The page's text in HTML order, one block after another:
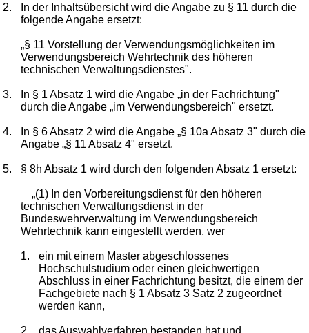
2.
In der Inhaltsübersicht wird die Angabe zu § 11 durch die
folgende Angabe ersetzt:
„§ 11 Vorstellung der Verwendungsmöglichkeiten im
Verwendungsbereich Wehrtechnik des höheren
technischen Verwaltungsdienstes".
3.
In § 1 Absatz 1 wird die Angabe „in der Fachrichtung"
durch die Angabe „im Verwendungsbereich" ersetzt.
4.
In § 6 Absatz 2 wird die Angabe „§ 10a Absatz 3" durch die
Angabe „§ 11 Absatz 4" ersetzt.
5. § 8h Absatz 1 wird durch den folgenden Absatz 1 ersetzt:
„(1) In den Vorbereitungsdienst für den höheren
technischen Verwaltungsdienst in der
Bundeswehrverwaltung im Verwendungsbereich
Wehrtechnik kann eingestellt werden, wer
1.
ein mit einem Master abgeschlossenes
Hochschulstudium oder einen gleichwertigen
Abschluss in einer Fachrichtung besitzt, die einem der
Fachgebiete nach § 1 Absatz 3 Satz 2 zugeordnet
werden kann,
2. das Auswahlverfahren bestanden hat und